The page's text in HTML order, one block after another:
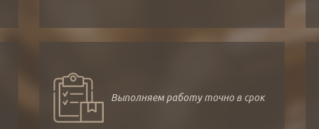
Выполняем работу точно в срок